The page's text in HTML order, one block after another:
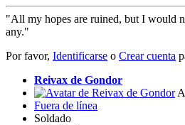
"All my hopes are ruined, but I would
any."
Por favor, Identificarse o Crear cuenta
Reivax de Gondor
Fuera de línea
Soldado